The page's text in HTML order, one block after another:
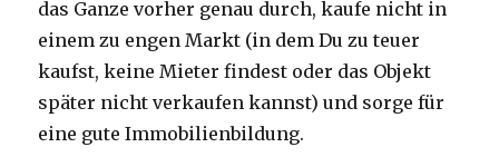
das Ganze vorher genau durch, kaufe nicht in
einem zu engen Markt (in dem Du zu teuer
kaufst, keine Mieter findest oder das Objekt
später nicht verkaufen kannst) und sorge für
eine gute Immobilienbildung.